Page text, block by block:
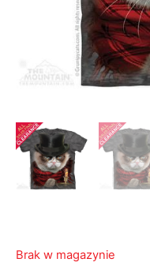
Brak w magazynie